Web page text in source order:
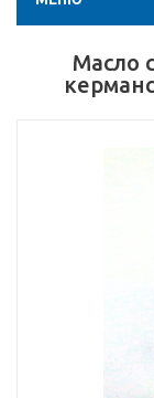
Масло